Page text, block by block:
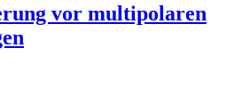
vor multipolaren